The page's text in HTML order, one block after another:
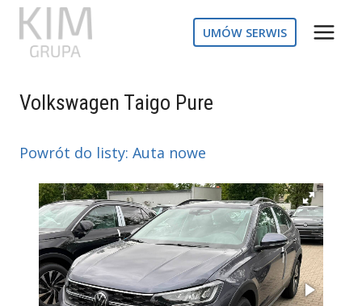
Przejdź
treści
UMÓW SERWIS
Volkswagen Taigo Pure
Powrót do listy: Auta nowe